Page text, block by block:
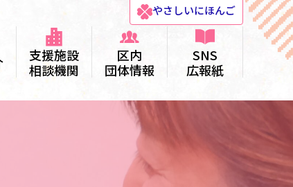
やさしいにほんご
支援施設
相談機関
区内
団体情報
SNS
広報紙